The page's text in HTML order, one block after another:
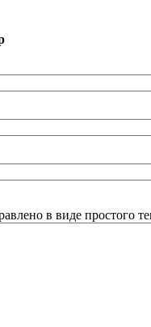
в виде простого